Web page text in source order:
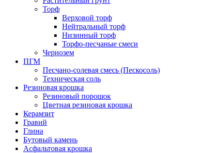
Торф
Верховой торф
Нейтральный торф
Низинный торф
Торфо-песчаные смеси
Чернозем
ПГМ
Песчано-солевая смесь (Пескосоль)
Техническая соль
Резиновая крошка
Резиновый порошок
Цветная резиновая крошка
Керамзит
Гравий
Глина
Бутовый камень
Асфальтовая крошка